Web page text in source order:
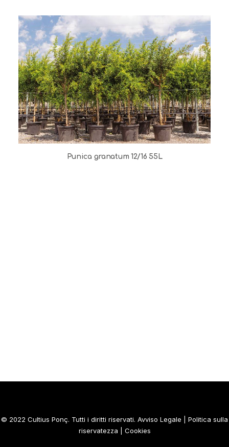
Punica granatum 12/16 55L
© 2022 Cultius Ponç. Tutti i diritti riservati. Avviso Legale
Politica sulla
riservatezza
Cookies